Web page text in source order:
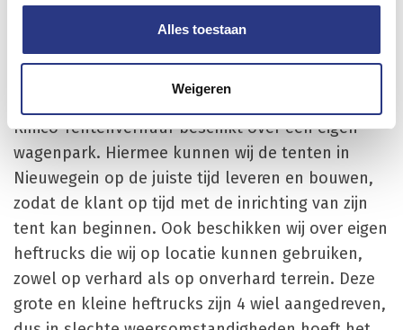
Alles toestaan
Weigeren
correct gelegd.
Transport en leveren van
tenten in Nieuwegein
Rinico Tentenverhuur beschikt over een eigen
wagenpark. Hiermee kunnen wij de tenten in
Nieuwegein op de juiste tijd leveren en bouwen,
zodat de klant op tijd met de inrichting van zijn
tent kan beginnen. Ook beschikken wij over eigen
heftrucks die wij op locatie kunnen gebruiken,
zowel op verhard als op onverhard terrein. Deze
grote en kleine heftrucks zijn 4 wiel aangedreven,